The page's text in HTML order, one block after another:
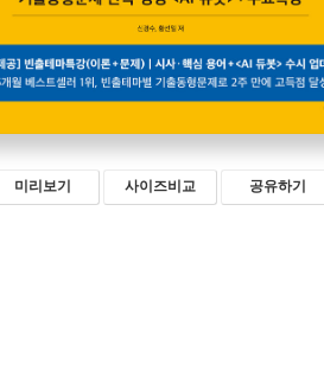
미리보기 사이즈비교 공유하기